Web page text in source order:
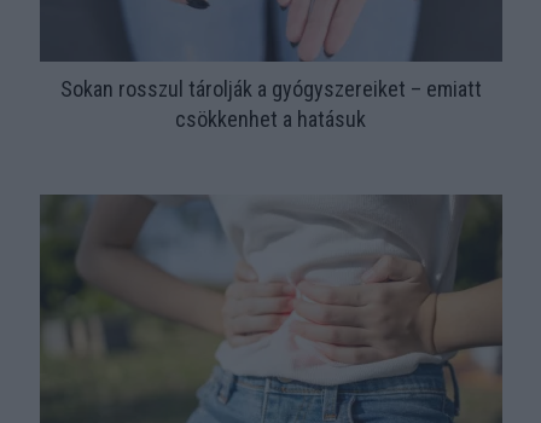
Sokan rosszul tárolják a gyógyszereiket – emiatt
csökkenhet a hatásuk